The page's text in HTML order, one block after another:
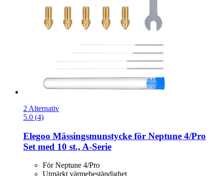
2 Alternativ
5.0 (4)
Elegoo Mässingsmunstycke för Neptune 4/Pro
Set med 10 st., A-​Serie
För Neptune 4/Pro
Utmärkt värmebeständighet